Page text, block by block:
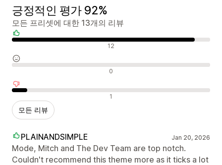
긍정적인 평가 92%
모든 프리셋에 대한 13개의 리뷰
긍정적인 리뷰 12
중립적인 리뷰 0
부정적인 리뷰 1
모든 리뷰
PLAINANDSIMPLE Jan 20, 2026
Mode, Mitch and The Dev Team are top notch.
Couldn't recommend this theme more as it ticks a lot